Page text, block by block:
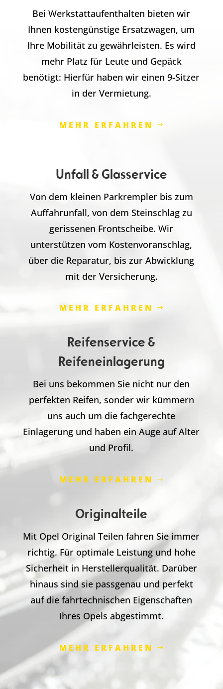
Bei Werkstattaufenthalten bieten wir
Ihnen kostengünstige Ersatzwagen, um
Ihre Mobilität zu gewährleisten. Es wird
mehr Platz für Leute und Gepäck
benötigt: Hierfür haben wir einen 9-Sitzer
in der Vermietung.
MEHR ERFAHREN
Unfall & Glasservice
Von dem kleinen Parkrempler bis zum
Auffahrunfall, von dem Steinschlag zu
gerissenen Frontscheibe. Wir
unterstützen vom Kostenvoranschlag,
über die Reparatur, bis zur Abwicklung
mit der Versicherung.
MEHR ERFAHREN
Reifenservice &
Reifeneinlagerung
Bei uns bekommen Sie nicht nur den
perfekten Reifen, sonder wir kümmern
uns auch um die fachgerechte
Einlagerung und haben ein Auge auf Alter
und Profil.
MEHR ERFAHREN
Originalteile
Mit Opel Original Teilen fahren Sie immer
richtig. Für optimale Leistung und hohe
Sicherheit in Herstellerqualität. Darüber
hinaus sind sie passgenau und perfekt
auf die fahrtechnischen Eigenschaften
Ihres Opels abgestimmt.
MEHR ERFAHREN